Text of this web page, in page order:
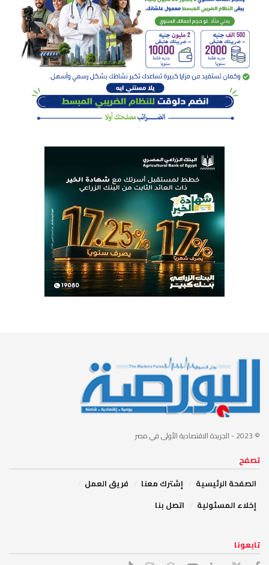
© 2023 - الجريدة الاقتصادية الأولى في مصر
تصفح
الصفحة الرئيسية
إشترك معنا
فريق العمل
إخلاء المسئولية
اتصل بنا
تابعونا